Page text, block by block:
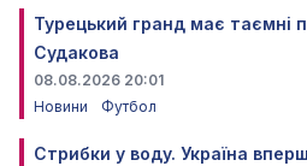
Турецький гранд має таємні
Судакова
08.08.2026 20:01
Новини
Футбол
Стрибки у воду. Україна